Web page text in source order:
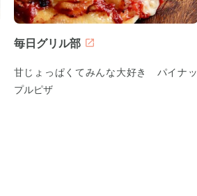
毎日グリル部
甘じょっぱくてみんな大好き パイナッ
プルピザ